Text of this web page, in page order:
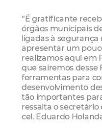
“É gratificante
órgãos municipais
ligadas à
apresentar um
realizamos aqui em
que sairemos desse
ferramentas para
desenvolvimento
tão importantes
ressalta o secretário
cel. Eduardo